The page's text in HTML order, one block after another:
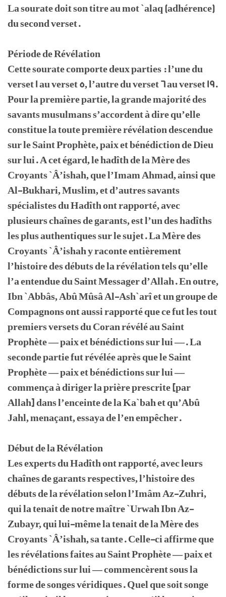
La sourate doit son titre au mot `alaq (adhérence)
du second verset.
Période de Révélation
Cette sourate comporte deux parties : l’une du
verset 1 au verset 5, l’autre du verset 6 au verset 19.
Pour la première partie, la grande majorité des
savants musulmans s’accordent à dire qu’elle
constitue la toute première révélation descendue
sur le Saint Prophète, paix et bénédiction de Dieu
sur lui. A cet égard, le hadîth de la Mère des
Croyants `Â’ishah, que l’Imam Ahmad, ainsi que
Al-Bukhari, Muslim, et d’autres savants
spécialistes du Hadîth ont rapporté, avec
plusieurs chaînes de garants, est l’un des hadîths
les plus authentiques sur le sujet. La Mère des
Croyants `Â’ishah y raconte entièrement
l’histoire des débuts de la révélation tels qu’elle
l’a entendue du Saint Messager d’Allah. En outre,
Ibn `Abbâs, Abû Mûsâ Al-Ash`arî et un groupe de
Compagnons ont aussi rapporté que ce fut les tout
premiers versets du Coran révélé au Saint
Prophète — paix et bénédictions sur lui —. La
seconde partie fut révélée après que le Saint
Prophète — paix et bénédictions sur lui —
commença à diriger la prière prescrite [par
Allah] dans l’enceinte de la Ka`bah et qu’Abû
Jahl, menaçant, essaya de l’en empêcher.
Début de la Révélation
Les experts du Hadîth ont rapporté, avec leurs
chaînes de garants respectives, l’histoire des
débuts de la révélation selon l’Imâm Az-Zuhri,
qui la tenait de notre maître `Urwah Ibn Az-
Zubayr, qui lui-même la tenait de la Mère des
Croyants `Â’ishah, sa tante. Celle-ci affirme que
les révélations faites au Saint Prophète — paix et
bénédictions sur lui — commencèrent sous la
forme de songes véridiques. Quel que soit songe